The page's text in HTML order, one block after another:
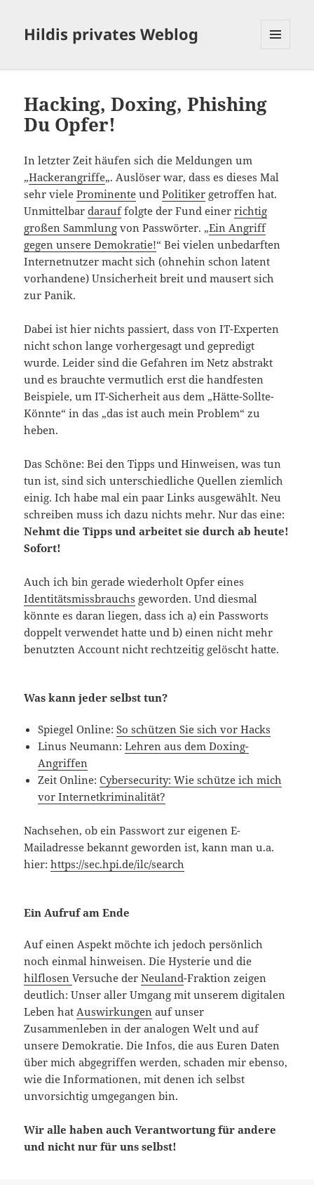
Hildis privates Weblog
Hacking, Doxing, Phishing
Du Opfer!
In letzter Zeit häufen sich die Meldungen um
„Hackerangriffe„. Auslöser war, dass es dieses Mal
sehr vieleProminente undPolitiker getroffen hat.
Unmittelbardarauffolgte der Fund einerrichtig
großen Sammlung von Passwörter. „Ein Angriff
gegen unsere Demokratie!“ Bei vielen unbedarften
Internetnutzer macht sich (ohnehin schon latent
vorhandene) Unsicherheit breit und mausert sich
zur Panik.
Dabei ist hier nichts passiert, dass von IT-Experten
nicht schon lange vorhergesagt und gepredigt
wurde. Leider sind die Gefahren im Netz abstrakt
und es brauchte vermutlich erst die handfesten
Beispiele, um IT-Sicherheit aus dem „Hätte-Sollte-
Könnte“ in das „das ist auch mein Problem“ zu
heben.
Das Schöne: Bei den Tipps und Hinweisen, was tun
tun ist, sind sich unterschiedliche Quellen ziemlich
einig. Ich habe mal ein paar Links ausgewählt. Neu
schreiben muss ich dazu nichts mehr. Nur das eine:
Nehmt die Tipps und arbeitet sie durch ab heute!
Sofort!
Auch ich bin gerade wiederholt Opfer eines
Identitätsmissbrauchs geworden. Und diesmal
könnte es daran liegen, dass ich a) ein Passworts
doppelt verwendet hatte und b) einen nicht mehr
benutzten Account nicht rechtzeitig gelöscht hatte.
Was kann jeder selbst tun?
Spiegel Online:So schützen Sie sich vor Hacks
Linus Neumann:Lehren aus dem Doxing-
Angriffen
Zeit Online:Cybersecurity: Wie schütze ich mich
vor Internetkriminalität?
Nachsehen, ob ein Passwort zur eigenen E-
Mailadresse bekannt geworden ist, kann man u.a.
hier:https://sec.hpi.de/ilc/search
Ein Aufruf am Ende
Auf einen Aspekt möchte ich jedoch persönlich
noch einmal hinweisen. Die Hysterie und die
hilflosenVersuche derNeuland-Fraktion zeigen
deutlich: Unser aller Umgang mit unserem digitalen
Leben hatAuswirkungen auf unser
Zusammenleben in der analogen Welt und auf
unsere Demokratie. Die Infos, die aus Euren Daten
über mich abgegriffen werden, schaden mir ebenso,
wie die Informationen, mit denen ich selbst
unvorsichtig umgegangen bin.
Wir alle haben auch Verantwortung für andere
und nicht nur für uns selbst!